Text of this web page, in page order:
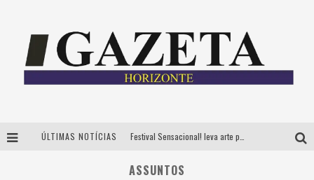
ÚLTIMAS NOTÍCIAS
ASSUNTOS